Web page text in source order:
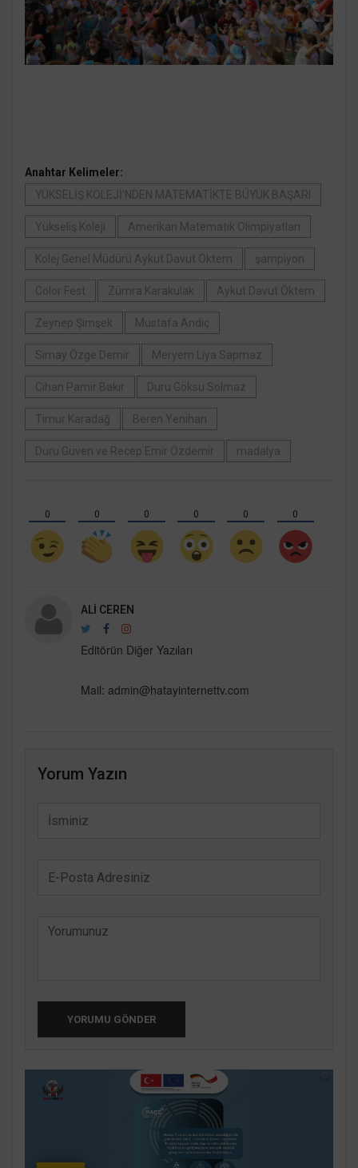
Anahtar Kelimeler:
YÜKSELİŞ KOLEJİ’NDEN MATEMATİKTE BÜYÜK BAŞARI
Yükseliş Koleji Amerikan Matematik Olimpiyatları
Kolej Genel Müdürü Aykut Davut Öktem şampiyon
Color Fest Zümra Karakulak Aykut Davut Öktem
Zeynep Şimşek Mustafa Andiç
Simay Özge Demir Meryem Liya Sapmaz
Cihan Pamir Bakır Duru Göksu Solmaz
Timur Karadağ Beren Yenihan
Duru Güven ve Recep Emir Özdemir madalya
0 0 0 0 0 0
ALI CEREN
Editörün Diğer Yazıları
Mail: admin@hatayinternettv.com
Yorum Yazın
YORUMU GÖNDER